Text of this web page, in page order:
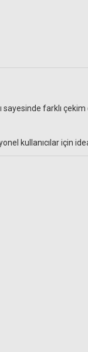
sayesinde farklı
kullanıcılar için